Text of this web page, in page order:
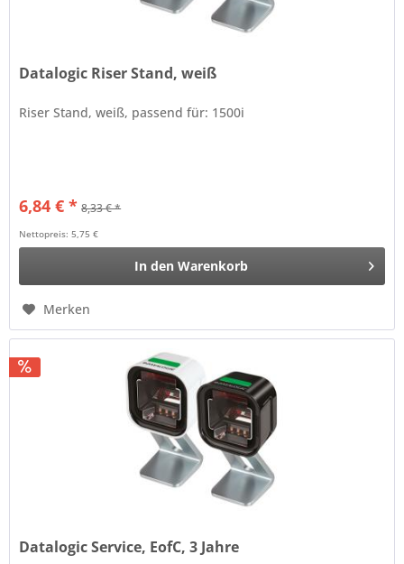
Datalogic Riser Stand, weiß
Riser Stand, weiß, passend für: 1500i
6,84 € * 8,33 € *
Nettopreis: 5,75 €
In den Warenkorb
Merken
Datalogic Service, EofC, 3 Jahre